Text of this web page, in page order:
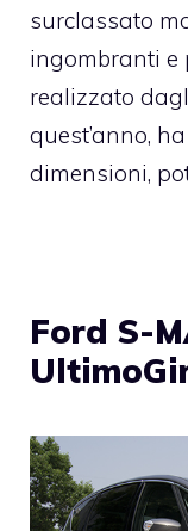
surclassato
ingombranti e
realizzato
quest’anno,
dimensioni,
Ford S-